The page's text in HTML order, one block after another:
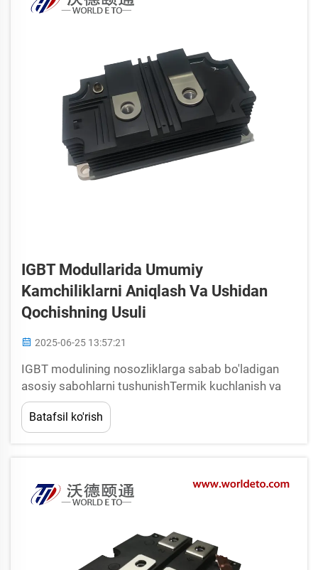
IGBT Modullarida Umumiy
Kamchiliklarni Aniqlash Va Ushidan
Qochishning Usuli
2025-06-25 13:57:21
IGBT modulining nosozliklarga sabab bo'ladigan
asosiy sabohlarni tushunishTermik kuchlanish va
qaynoqlikTermik kuchlanish IGBT moduli
nosozligining asosiy sabablaridan biridir, chunki
issiqlik uzatish yomon. IGBT modullari
Batafsil ko'rish